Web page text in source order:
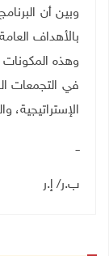
وبين أن
بالأهداف
وهذه
في التجمعات
الإستراتيجية،
ــ
ب.ر/ إ.ر